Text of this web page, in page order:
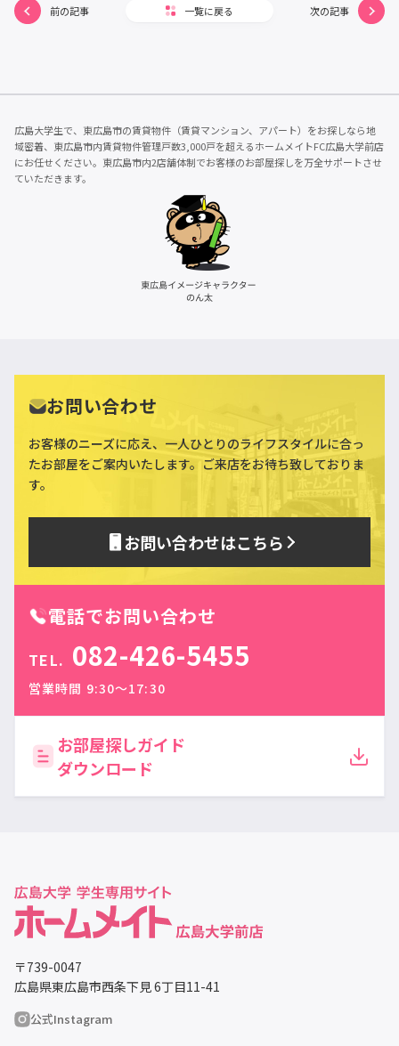
前の記事 一覧に戻る 次の記事
広島大学生で、東広島市の賃貸物件（賃貸マンション、アパート）をお探しなら地
域密着、東広島市内賃貸物件管理戸数3,000戸を超えるホームメイトFC広島大学前店
にお任せください。東広島市内2店舗体制でお客様のお部屋探しを万全サポートさせ
ていただきます。
お問い合わせ
お客様のニーズに応え、一人ひとりのライフスタイルに合っ
たお部屋をご案内いたします。ご来店をお待ち致しておりま
す。
お問い合わせはこちら
電話でお問い合わせ
TEL. 082-426-5455
営業時間 9:30〜17:30
お部屋探しガイド
ダウンロード
〒739-0047
広島県東広島市西条下見 6丁目11-41
公式Instagram